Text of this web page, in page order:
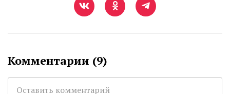
Комментарии (9)